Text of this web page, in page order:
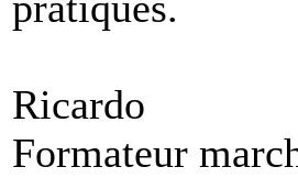
Ricardo
Formateur